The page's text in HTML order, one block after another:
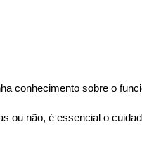
conhecimento sobre o
ou não, é essencial o